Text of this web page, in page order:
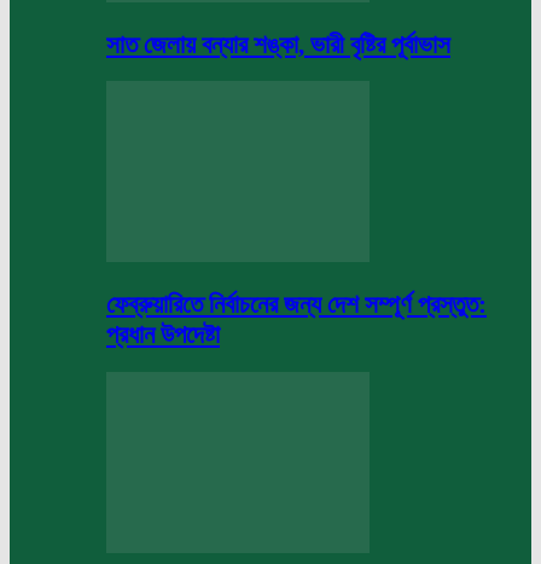
সাত জেলায় বন্যার শঙ্কা, ভারী বৃষ্টির পূর্বাভাস
ফেব্রুয়ারিতে নির্বাচনের জন্য দেশ সম্পূর্ণ প্রস্তুত:
প্রধান উপদেষ্টা